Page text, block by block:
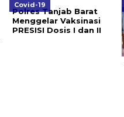
Covid-19
Polres Tanjab Barat
Menggelar Vaksinasi
PRESISI Dosis I dan II